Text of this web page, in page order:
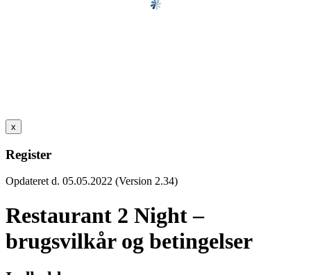
x
Register
Opdateret d. 05.05.2022 (Version 2.34)
Restaurant 2 Night –
brugsvilkår og betingelser